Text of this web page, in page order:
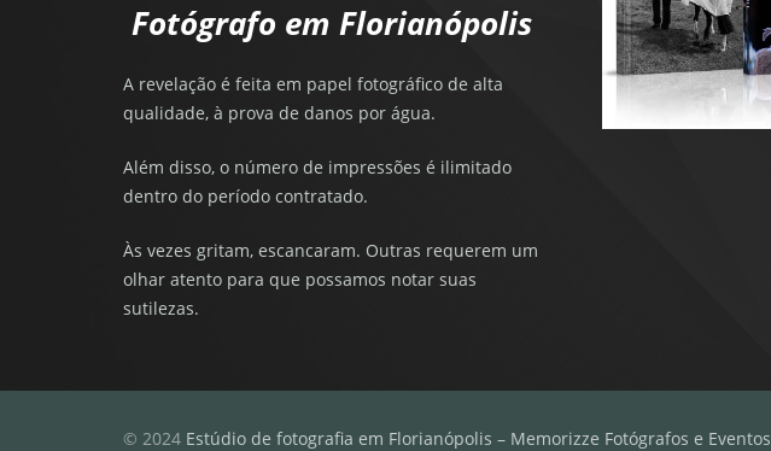
Fotógrafo em Florianópolis
A revelação é feita em papel fotográfico de alta
qualidade, à prova de danos por água.
Além disso, o número de impressões é ilimitado
dentro do período contratado.
Às vezes gritam, escancaram. Outras requerem um
olhar atento para que possamos notar suas
sutilezas.
© 2024 Estúdio de fotografia em Florianópolis – Memorizze Fotógrafos e Eventos